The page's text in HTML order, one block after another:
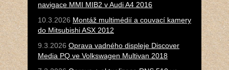
navigace MMI MIB2 v Audi A4 2016
10.3.2026 Montáž multimédií a couvací kamery
do Mitsubishi ASX 2012
9.3.2026 Oprava vadného displeje Discover
Media PQ ve Volkswagen Multivan 2018